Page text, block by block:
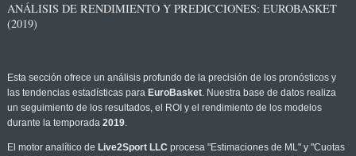
ANÁLISIS DE RENDIMIENTO Y PREDICCIONES: EUROBASKET
(2019)
Esta sección ofrece un análisis profundo de la precisión de los pronósticos y
las tendencias estadísticas para EuroBasket. Nuestra base de datos realiza
un seguimiento de los resultados, el ROI y el rendimiento de los modelos
durante la temporada 2019.
El motor analítico de Live2Sport LLC procesa "Estimaciones de ML" y "Cuotas